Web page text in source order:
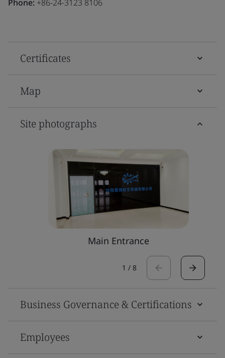
Phone: +86-24-3123 8106
Certificates
Map
Site photographs
Main Entrance
1 / 8
Business Governance & Certifications
Employees